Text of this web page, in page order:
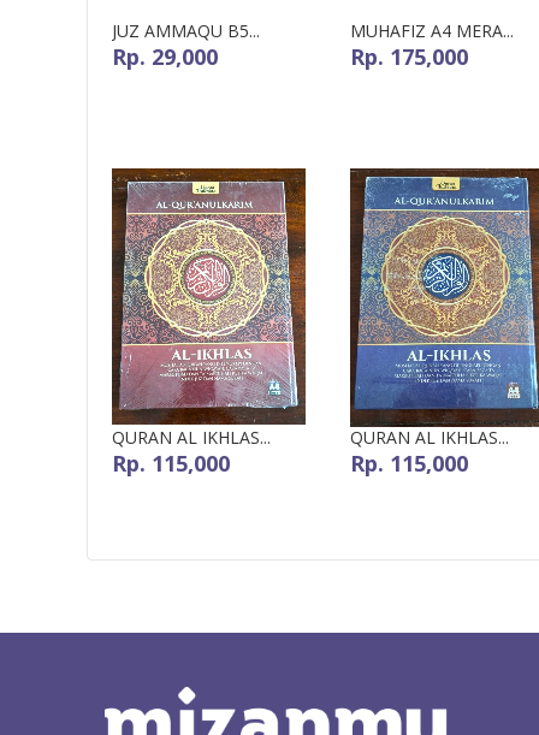
JUZ AMMAQU B5...
Rp. 29,000
MUHAFIZ A4 MERA...
Rp. 175,000
QURAN AL IKHLAS...
Rp. 115,000
QURAN AL IKHLAS...
Rp. 115,000